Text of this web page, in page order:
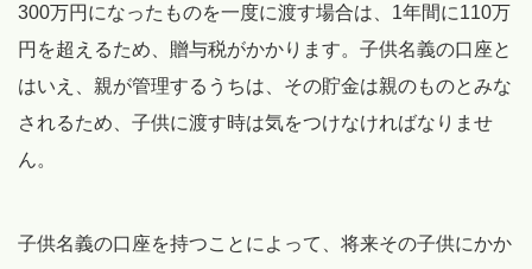
300万円になったものを一度に渡す場合は、1年間に110万
円を超えるため、贈与税がかかります。子供名義の口座と
はいえ、親が管理するうちは、その貯金は親のものとみな
されるため、子供に渡す時は気をつけなければなりませ
ん。
子供名義の口座を持つことによって、将来その子供にかか